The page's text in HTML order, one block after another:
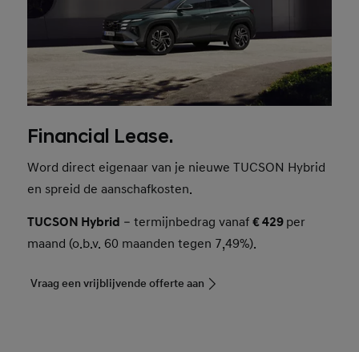
Financial Lease.
Word direct eigenaar van je nieuwe TUCSON Hybrid
en spreid de aanschafkosten.
TUCSON Hybrid – termijnbedrag vanaf€ 429 per
maand (o.b.v. 60 maanden tegen 7,49%).
Vraag een vrijblijvende offerte aan